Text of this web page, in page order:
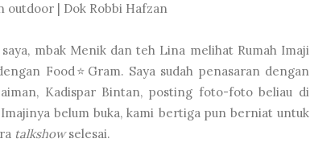
outdoor | Dok Robbi Hafzan
mbak Menik dan teh Lina melihat Rumah Imaji
Food⭐Gram. Saya sudah penasaran dengan
Kadispar Bintan, posting foto-foto beliau di
belum buka, kami bertiga pun berniat untuk
talkshowselesai.